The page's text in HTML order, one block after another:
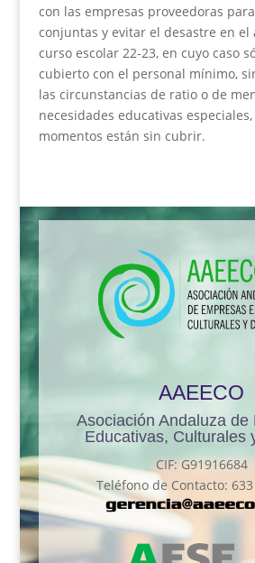
con las empresas proveedoras
conjuntas y evitar el desastre en
curso escolar 22-23, en cuyo caso
cubierto con el personal mínimo,
las circunstancias de ratio o de
necesidades educativas
momentos están sin cubrir.
AAEECO
Asociación Andaluza de
Educativas, Culturales
CIF: G91916684
Teléfono de Contacto: